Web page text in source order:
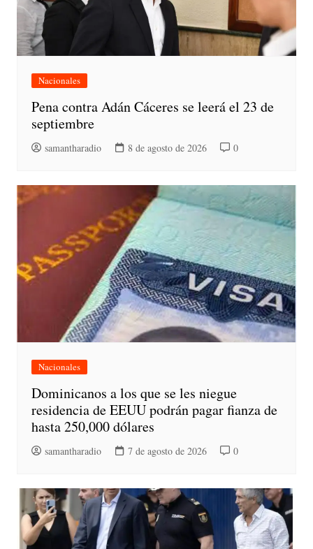
Nacionales
Pena contra Adán Cáceres se leerá el 23 de
septiembre
samantharadio 8 de agosto de 2026 0
Nacionales
Dominicanos a los que se les niegue
residencia de EEUU podrán pagar fianza de
hasta 250,000 dólares
samantharadio 7 de agosto de 2026 0